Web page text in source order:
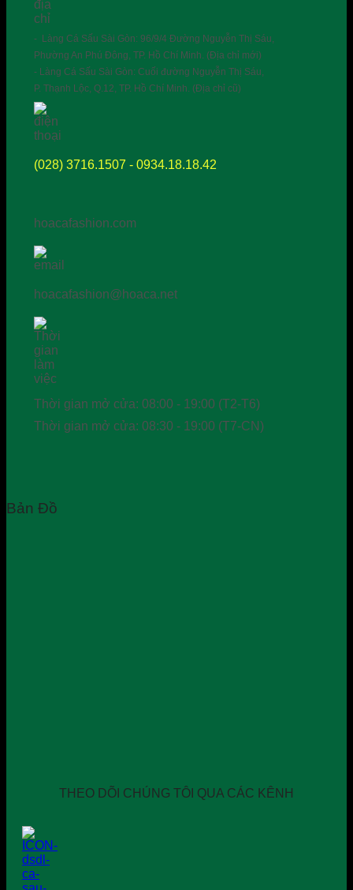
- Làng Cá Sấu Sài Gòn: 96/9/4 Đường Nguyễn Thị Sáu,
Phường An Phú Đông, TP. Hồ Chí Minh. (Địa chỉ mới)
- Làng Cá Sấu Sài Gòn: Cuối đường Nguyễn Thị Sáu,
P. Thạnh Lộc, Q.12, TP. Hồ Chí Minh. (Địa chỉ cũ)
(028) 3716.1507 - 0934.18.18.42
hoacafashion.com
hoacafashion@hoaca.net
Thời gian mở cửa: 08:00 - 19:00 (T2-T6)
Thời gian mở cửa: 08:30 - 19:00 (T7-CN)
Bản Đồ
THEO DÕI CHÚNG TÔI QUA CÁC KÊNH